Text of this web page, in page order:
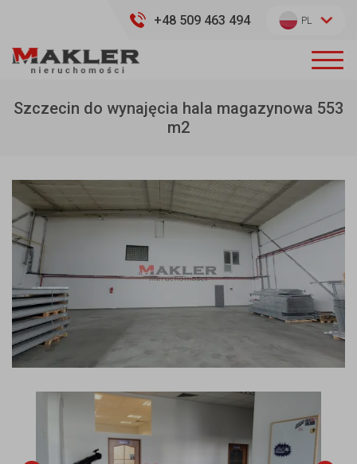
+48 509 463 494 PL
Szczecin do wynajęcia hala magazynowa 553
m2